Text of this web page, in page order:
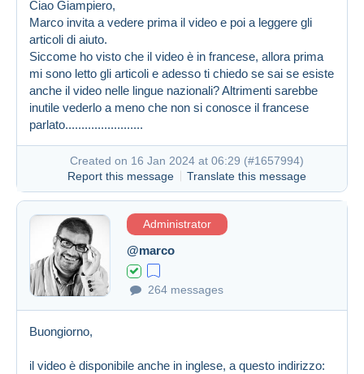
Created on 16 Jan 2024 at 05:46 #1657892
Ciao Giampiero,
Marco invita a vedere prima il video e poi a leggere gli
articoli di aiuto.
Siccome ho visto che il video è in francese, allora prima
mi sono letto gli articoli e adesso ti chiedo se sai se esiste
anche il video nelle lingue nazionali? Altrimenti sarebbe
inutile vederlo a meno che non si conosce il francese
parlato........................
Created on 16 Jan 2024 at 06:29 (#1657994)
Report this message
Translate this message
Administrator
@marco
264 messages
Buongiorno,
il video è disponibile anche in inglese, a questo indirizzo: